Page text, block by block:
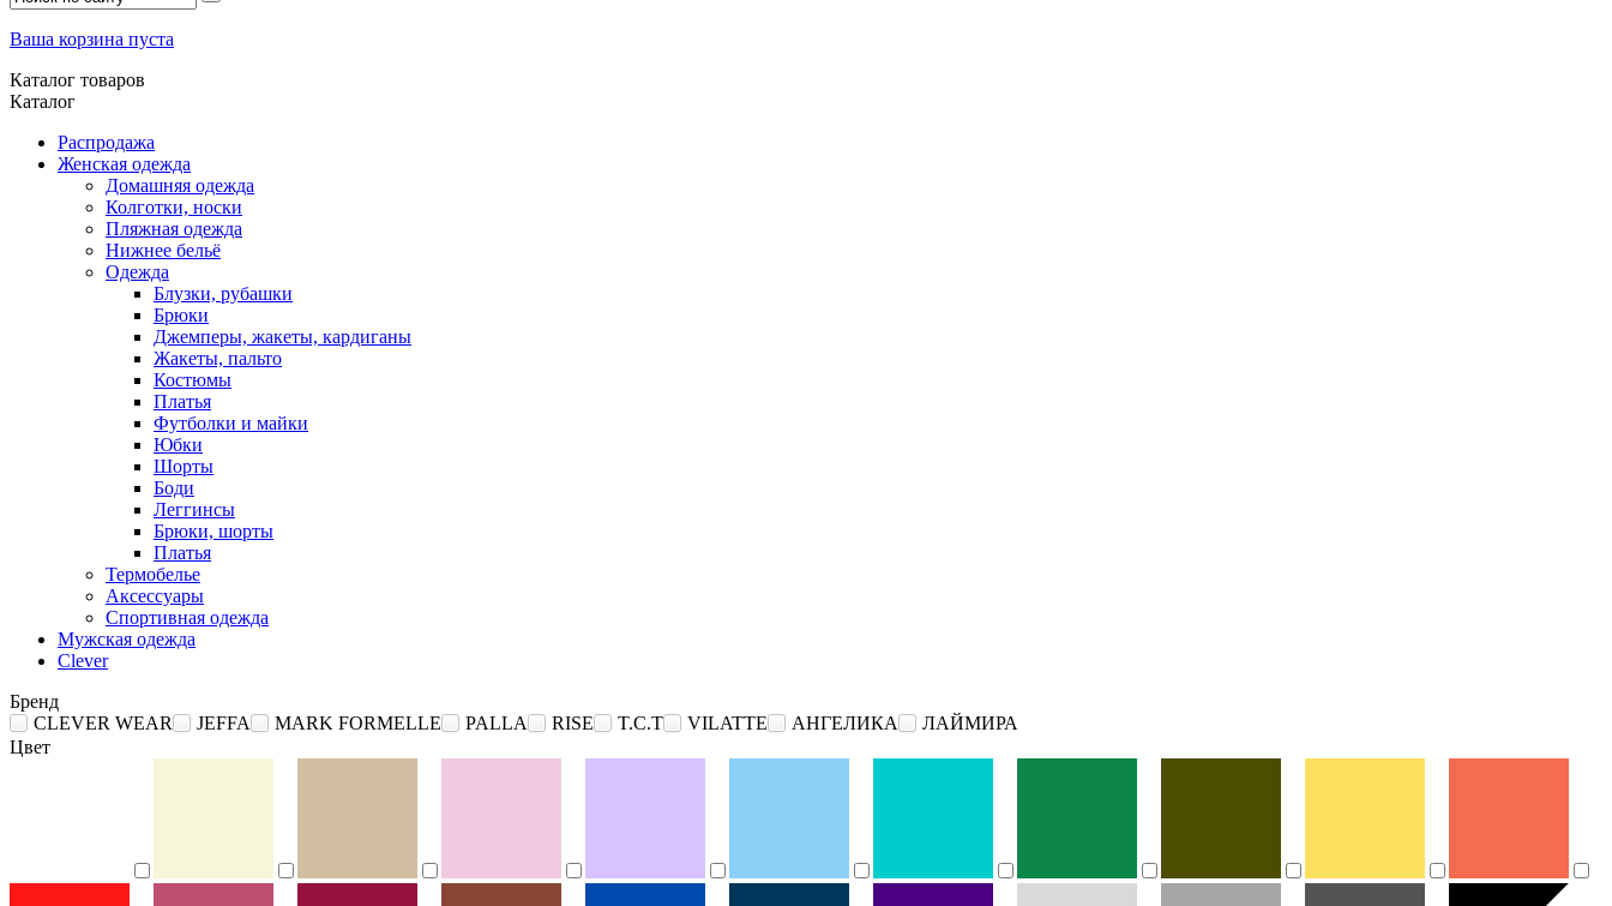
Ваша корзина пуста
Каталог товаров
Каталог
Распродажа
Женская одежда
Домашняя одежда
Колготки, носки
Пляжная одежда
Нижнее бельё
Одежда
Блузки, рубашки
Брюки
Джемперы, жакеты, кардиганы
Жакеты, пальто
Костюмы
Платья
Футболки и майки
Юбки
Шорты
Боди
Леггинсы
Брюки, шорты
Платья
Термобелье
Аксессуары
Спортивная одежда
Мужская одежда
Clever
Бренд
CLEVER WEAR
JEFFA MARK FORMELLE PALLA RISE T.C.T VILATTE АНГЕЛИКА
ЛАЙМИРА
Цвет